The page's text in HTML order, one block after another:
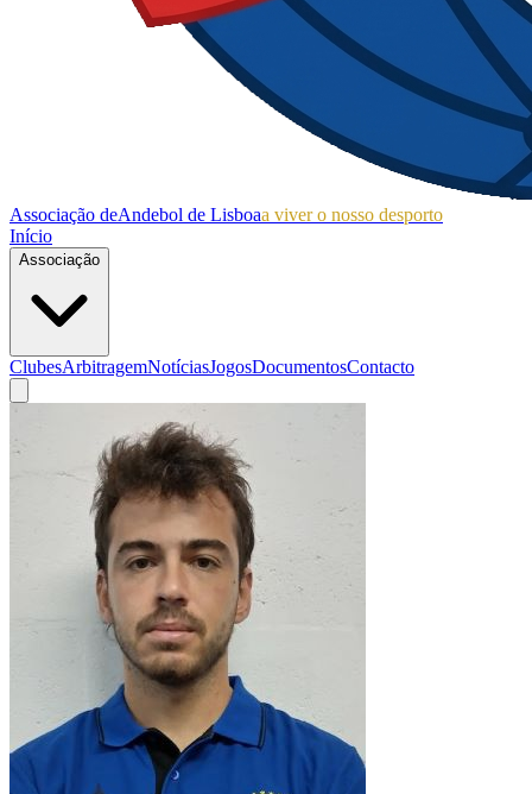
Associação deAndebol de Lisboaa viver o nosso desporto
Início
Associação
ClubesArbitragemNotíciasJogosDocumentosContacto